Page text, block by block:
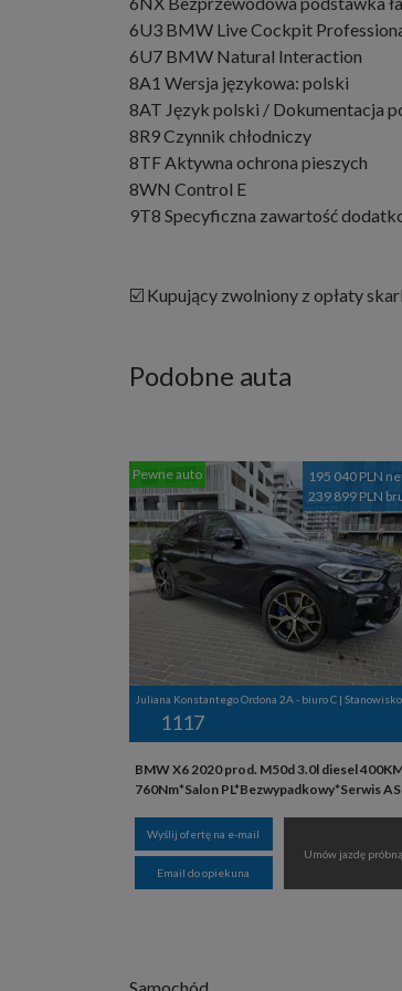
6U3 BMW Live Cockpit
6U7 BMW Natural Interaction
8A1 Wersja językowa: polski
8AT Język polski / Dokumentacja
8R9 Czynnik chłodniczy
8TF Aktywna ochrona pieszych
8WN Control E
9T8 Specyficzna zawartość
☑️ Kupujący zwolniony z opłaty
Podobne auta
195 040 PLN
239 899 PLN
Pewne auto
Juliana Konstantego Ordona 2A - biuro C |
1117
BMW X6 2020 prod. M50d 3.0l diesel
760Nm*Salon PL*Bezwypadkowy*Serwis
Wyślij ofertę na e-mail
Email do opiekuna
Umów jazdę próbną